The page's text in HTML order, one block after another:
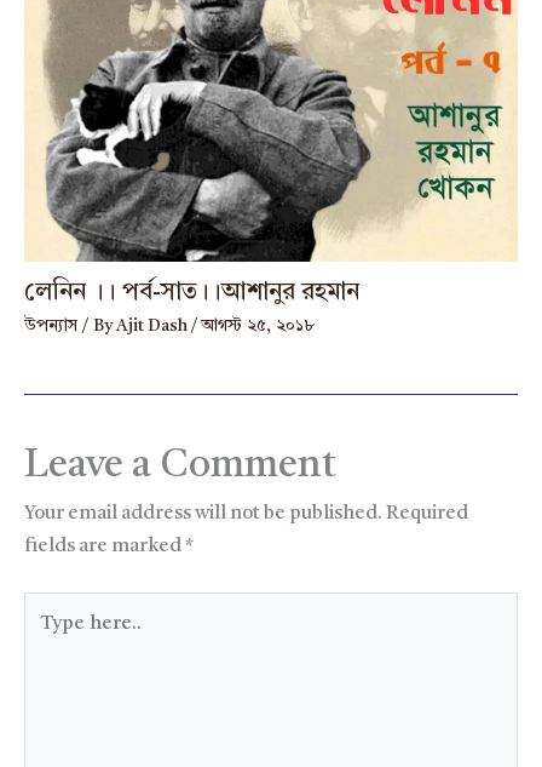
লেনিন ।। পর্ব-সাত।।আশানুর রহমান
উপন্যাস / By Ajit Dash /আগস্ট ২৫, ২০১৮
Leave a Comment
Your email address will not be published. Required
fields are marked*
here..